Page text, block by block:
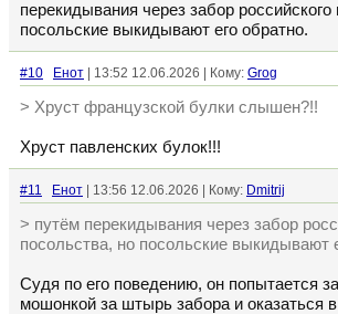
перекидывания через забор российского
посольские выкидывают его обратно.
#10 Енот | 13:52 12.06.2026 | Кому: Grog
> Хруст французской булки слышен?!!
Хруст павленских булок!!!
#11 Енот | 13:56 12.06.2026 | Кому: Dmitrij
> путём перекидывания через забор
посольства, но посольские выкидывают
Судя по его поведению, он попытается
мошонкой за штырь забора и оказаться